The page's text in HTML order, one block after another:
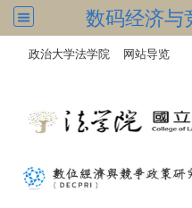
数码经济与
政治大学法学院 网站导览